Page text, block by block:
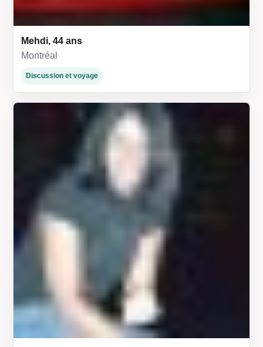
Mehdi, 44 ans
Montréal
Discussion et voyage